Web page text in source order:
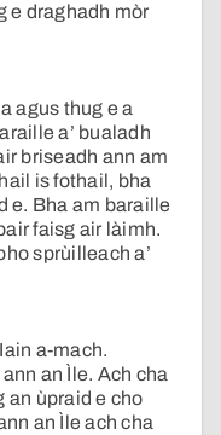
e draghadh mòr
agus thug e a
a’ bualadh
briseadh ann am
is fothail, bha
e. Bha am baraille
faisg air làimh.
sprùilleach a’
a-mach.
ann an Ìle. Ach cha
an ùpraid e cho
an Ìle ach cha